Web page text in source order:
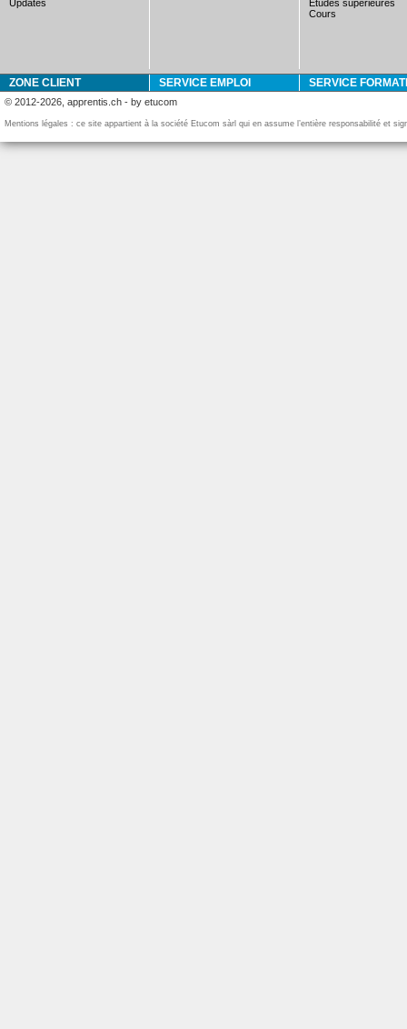
updates
études supérieures
cours
ZONE CLIENT SERVICE EMPLOI SERVICE
© 2012-2026, apprentis.ch - by etucom
Mentions légales : ce site appartient à la société Etucom sàrl qui en assume l’entière responsabilité et